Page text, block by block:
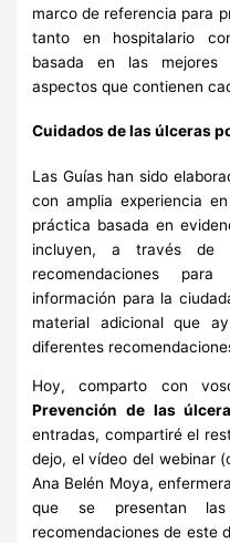
marco de referencia para
tanto en hospitalario
basada en las mejores
aspectos que contienen
Cuidados de las úlceras
Las Guías han sido
con amplia experiencia
práctica basada en
incluyen, a través de
recomendaciones
información para la
material adicional que
diferentes
Hoy, comparto con
Prevención de las
entradas, compartiré el
dejo, el vídeo del webinar
Ana Belén Moya,
que se presentan las
recomendaciones de este